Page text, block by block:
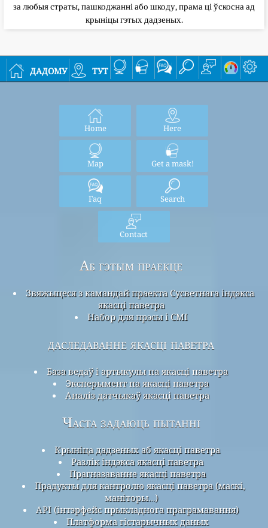
за любыя страты, пашкоджанні або шкоду, прама ці ўскосна ад
крыніцы гэтых дадзеных.
дадому тут
Home Here
Map Get a mask!
Faq Search
Contact
Аб гэтым праекце
Звяжыцеся з камандай праекта Сусветнага індэкса
якасці паветра
Набор для прэсы і СМІ
даследаванне якасці паветра
База ведаў і артыкулы па якасці паветра
Эксперымент па якасці паветра
Аналіз датчыкаў якасці паветра
Часта задаюць пытанні
Крыніца дадзеных аб якасці паветра
Разлік індэкса якасці паветра
Прагназаванне якасці паветра
Прадукты для кантролю якасці паветра (маскі,
маніторы…)
API (інтэрфейс прыкладнога праграмавання)
Платформа гістарычных даных